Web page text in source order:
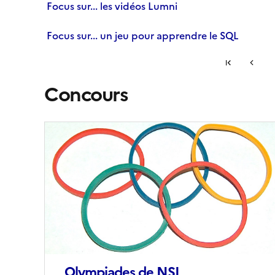
Focus sur... les vidéos Lumni
Focus sur... un jeu pour apprendre le SQL
Première
S'abonner à Accordéon
Concours
couverture
(conseillée)